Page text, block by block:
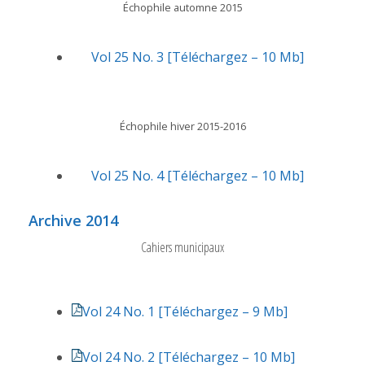
Échophile automne 2015
Vol 25 No. 3 [Téléchargez – 10 Mb]
Échophile hiver 2015-2016
Vol 25 No. 4 [Téléchargez – 10 Mb]
Archive 2014
Cahiers municipaux
Vol 24 No. 1 [Téléchargez – 9 Mb]
Vol 24 No. 2 [Téléchargez – 10 Mb]